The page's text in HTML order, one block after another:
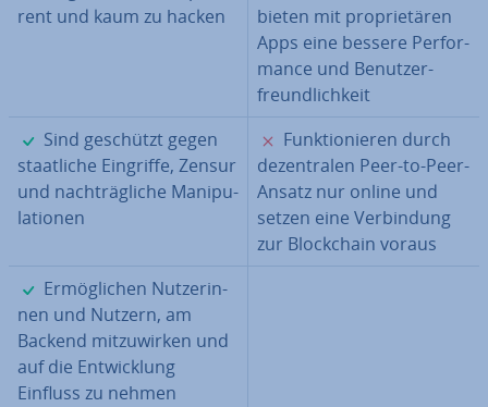
rent und kaum zu hacken
bieten mit pro­prie­tä­ren
Apps eine bessere Per­for­
mance und Be­nut­zer­
freund­lich­keit
✓
Sind geschützt gegen
staat­li­che Eingriffe, Zensur
und nach­träg­li­che Ma­ni­pu­
la­tio­nen
✗
Funk­tio­nie­ren durch
de­zen­tra­len Peer-to-Peer-
Ansatz nur online und
setzen eine Ver­bin­dung
zur Block­chain voraus
✓
Er­mög­li­chen Nut­ze­rin­
nen und Nutzern, am
Backend mit­zu­wir­ken und
auf die Ent­wick­lung
Einfluss zu nehmen